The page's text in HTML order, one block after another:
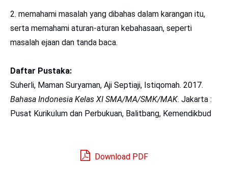
2. memahami masalah yang dibahas dalam karangan itu,
serta memahami aturan-aturan kebahasaan, seperti
masalah ejaan dan tanda baca.
Daftar Pustaka:
Suherli, Maman Suryaman, Aji Septiaji, Istiqomah. 2017.
Bahasa Indonesia Kelas XI SMA/MA/SMK/MAK. Jakarta :
Pusat Kurikulum dan Perbukuan, Balitbang, Kemendikbud
Download PDF